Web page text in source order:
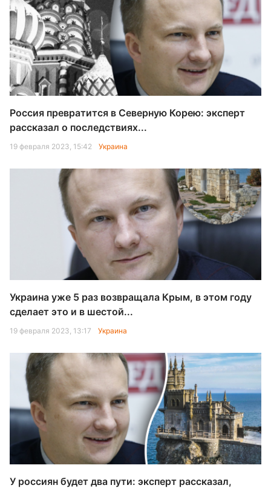
Россия превратится в Северную Корею: эксперт
рассказал о последствиях...
19 февраля 2023, 15:42 Украина
Украина уже 5 раз возвращала Крым, в этом году
сделает это и в шестой...
19 февраля 2023, 13:17 Украина
У россиян будет два пути: эксперт рассказал,